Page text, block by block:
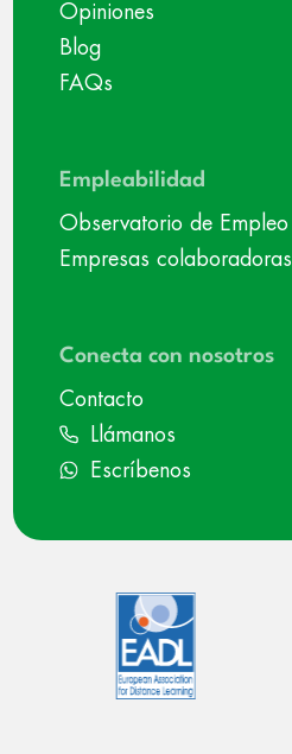
Opiniones
Blog
FAQs
Empleabilidad
Observatorio de Empleo
Empresas colaboradoras
Conecta con nosotros
Contacto
Llámanos
Escríbenos